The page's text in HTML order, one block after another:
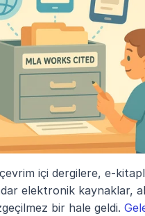
içi dergilere, e-
elektronik kaynaklar,
bir hale geldi.